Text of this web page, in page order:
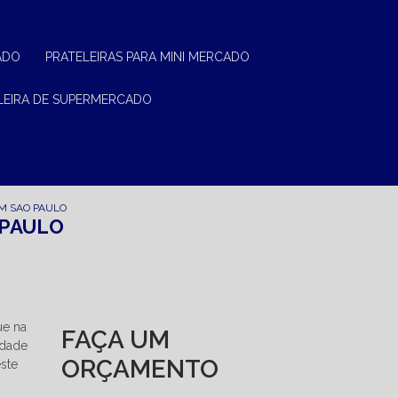
PRATELEIRAS PARA MINI MERCADO
DE SUPERMERCADO
SAO PAULO
na
FAÇA UM
ORÇAMENTO